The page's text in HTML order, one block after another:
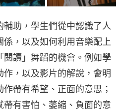
助，學生們從中認識了人
，以及如何利用音樂配上
讀」舞蹈的機會。例如學
，以及影片的解說，會明
帶有希望、正面的意思；
有害怕、萎縮、負面的意